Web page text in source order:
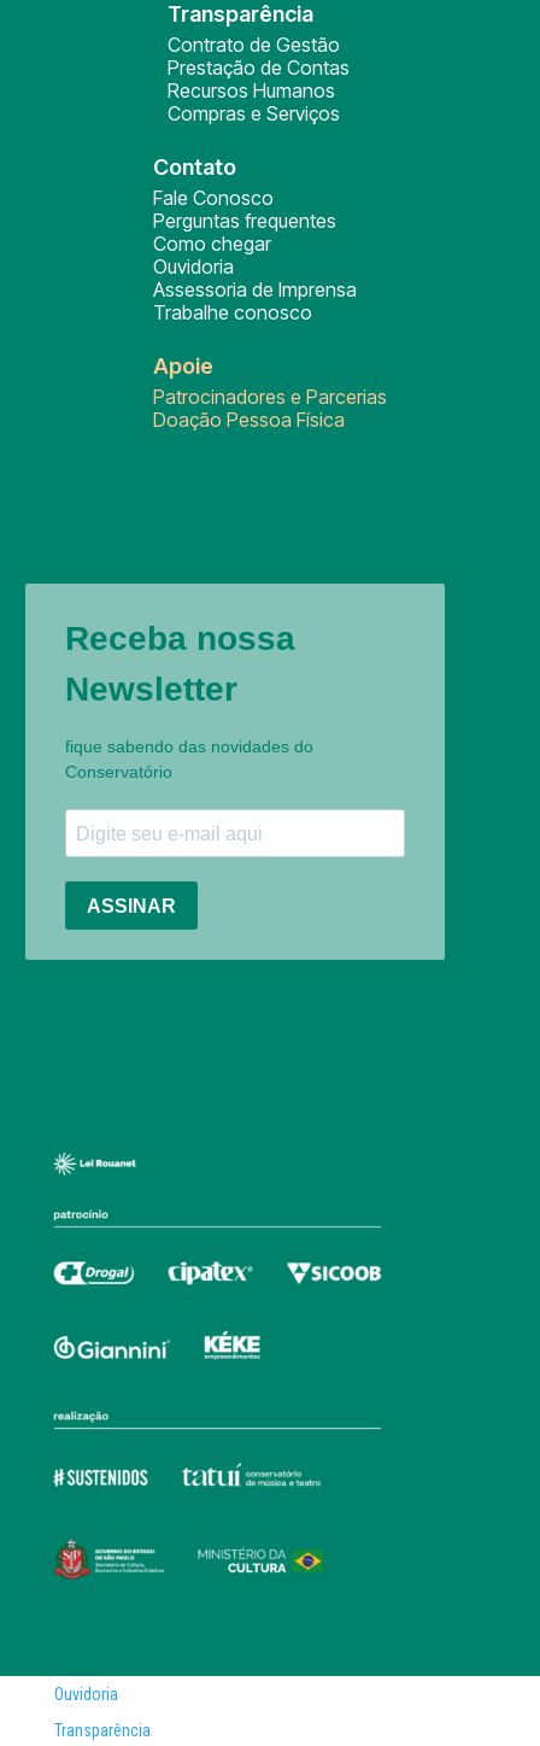
Transparência
Contrato de Gestão
Prestação de Contas
Recursos Humanos
Compras e Serviços
Contato
Fale Conosco
Perguntas frequentes
Como chegar
Ouvidoria
Assessoria de Imprensa
Trabalhe conosco
Apoie
Patrocinadores e Parcerias
Doação Pessoa Física
Ouvidoria
Transparência